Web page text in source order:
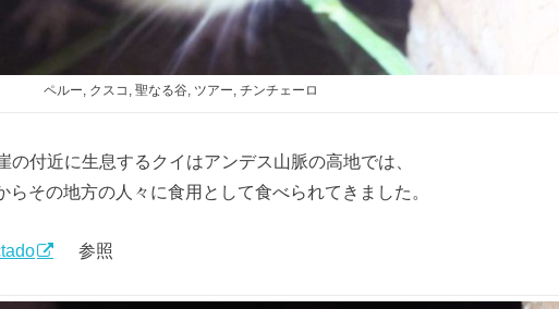
ペルー, クスコ, 聖なる谷, ツアー, チンチェーロ
付近に生息するクイはアンデス山脈の高地では、
その地方の人々に食用として食べられてきました。
参照